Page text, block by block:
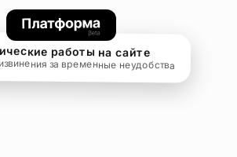
работы на сайте
за временные неудобства